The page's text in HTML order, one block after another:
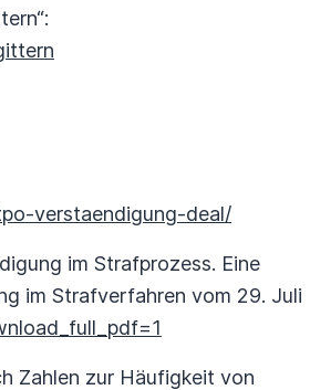
verstaendigung-deal/
im Strafprozess. Eine
im Strafverfahren vom 29. Juli
Zahlen zur Häufigkeit von